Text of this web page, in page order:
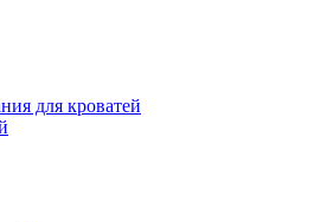
для кроватей